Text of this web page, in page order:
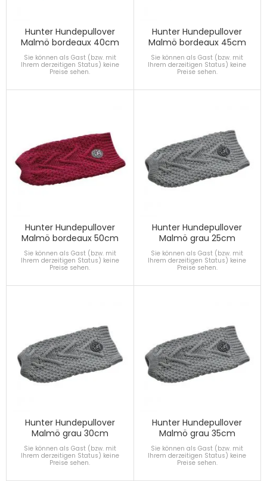
Hunter Hundepullover
Malmö bordeaux 40cm
Sie können als Gast (bzw. mit
Ihrem derzeitigen Status) keine
Preise sehen.
Hunter Hundepullover
Malmö bordeaux 45cm
Sie können als Gast (bzw. mit
Ihrem derzeitigen Status) keine
Preise sehen.
Hunter Hundepullover
Malmö bordeaux 50cm
Sie können als Gast (bzw. mit
Ihrem derzeitigen Status) keine
Preise sehen.
Hunter Hundepullover
Malmö grau 25cm
Sie können als Gast (bzw. mit
Ihrem derzeitigen Status) keine
Preise sehen.
Hunter Hundepullover
Malmö grau 30cm
Sie können als Gast (bzw. mit
Ihrem derzeitigen Status) keine
Preise sehen.
Hunter Hundepullover
Malmö grau 35cm
Sie können als Gast (bzw. mit
Ihrem derzeitigen Status) keine
Preise sehen.